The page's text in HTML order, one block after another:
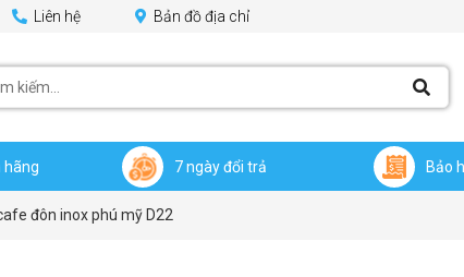
Liên hệ Bản đồ địa chỉ
hãng 7 ngày đổi trả Bảo
đôn inox phú mỹ D22